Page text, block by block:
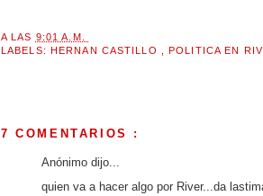
A LAS 9:01 A.M.
LABELS: HERNAN CASTILLO ,POLITICA EN
7 COMENTARIOS :
Anónimo dijo...
quien va a hacer algo por River...da